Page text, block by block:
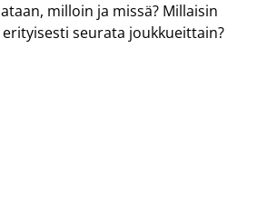
milloin ja missä? Millaisin
seurata joukkueittain?